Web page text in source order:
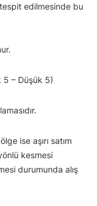
tespit edilmesinde bu
5 – Düşük 5)
ise aşırı satım
kesmesi
durumunda alış